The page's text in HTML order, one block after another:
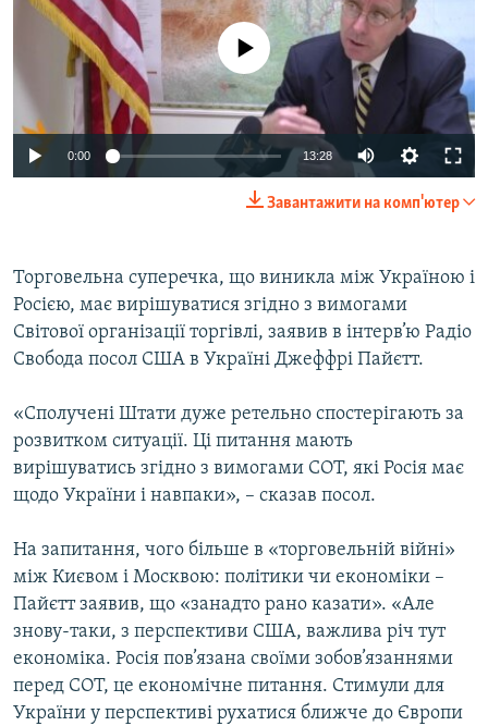
СПЕЦПРОЕКТИ
ДЕПОРТАЦІЯ
ВІДЕОУРОКИ «ELIFBE»
СВІДЧЕННЯ ОКУПАЦІЇ
УКРАЇНСЬКА ПРОБЛЕМА КРИМУ
ЯК ОБІЙТИ БЛОКУВАННЯ
Русский
Qırımtatar
Усі сайти RFE/RL
No media source currently available
0:00 13:28
Завантажити на комп'ютер
Торговельна суперечка, що виникла між Україною і
Росією, має вирішуватися згідно з вимогами
Світової організації торгівлі, заявив в інтерв’ю Радіо
Свобода посол США в Україні Джеффрі Пайєтт.
«Сполучені Штати дуже ретельно спостерігають за
розвитком ситуації. Ці питання мають
вирішуватись згідно з вимогами СОТ, які Росія має
щодо України і навпаки», – сказав посол.
На запитання, чого більше в «торговельній війні»
між Києвом і Москвою: політики чи економіки –
Пайєтт заявив, що «занадто рано казати». «Але
знову-таки, з перспективи США, важлива річ тут
економіка. Росія пов’язана своїми зобов’язаннями
перед СОТ, це економічне питання. Стимули для
України у перспективі рухатися ближче до Європи